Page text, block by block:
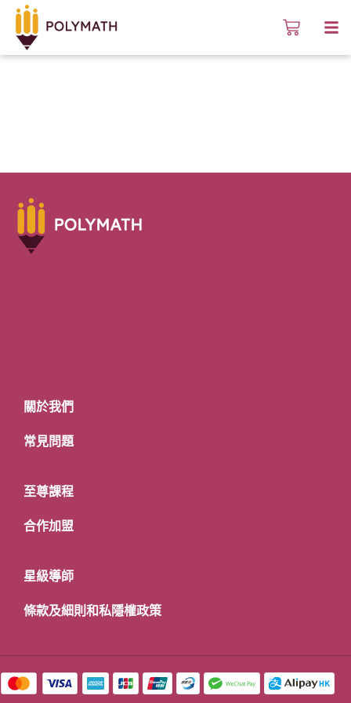
關於我們
常見問題
至尊課程
合作加盟
星級導師
條款及細則和私隱權政策